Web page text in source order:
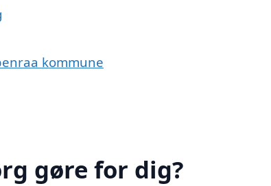
kommune
gøre for dig?